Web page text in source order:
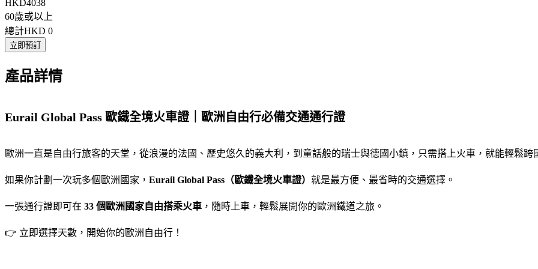
HKD4038
60歲或以上
總計HKD 0
立即預訂
產品詳情
Eurail Global Pass 歐鐵全境火車證｜歐洲自由行必備交通通行證
歐洲一直是自由行旅客的天堂，從浪漫的法國、歷史悠久的義大利，到童話般的瑞士與德國小鎮，只需搭上火車，就能輕鬆跨
如果你計劃一次玩多個歐洲國家， Eurail Global Pass（歐鐵全境火車證） 就是最方便、最省時的交通選擇。
一張通行證即可在 33 個歐洲國家自由搭乘火車 ，隨時上車，輕鬆展開你的歐洲鐵道之旅。
👉 立即選擇天數，開始你的歐洲自由行！